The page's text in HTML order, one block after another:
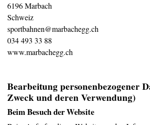
6196 Marbach
Schweiz
sportbahnen@marbachegg.ch
034 493 33 88
www.marbachegg.ch
Bearbeitung personenbezogener
Zweck und deren Verwendung)
Beim Besuch der Website